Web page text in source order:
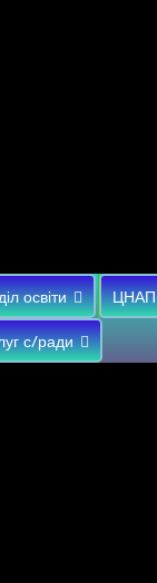
освіти ЦНАП
с/ради